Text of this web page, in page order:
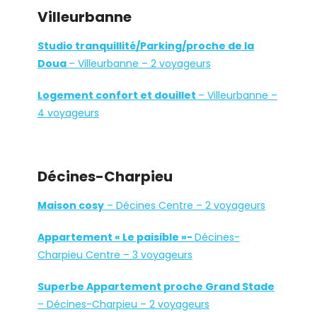
Villeurbanne
Studio tranquillité/Parking/proche de la
Doua – Villeurbanne – 2 voyageurs
Logement confort et douillet – Villeurbanne –
4 voyageurs
Décines-Charpieu
Maison cosy– Décines Centre – 2 voyageurs
Appartement « Le paisible »- Décines-
Charpieu Centre – 3 voyageurs
Superbe Appartement proche Grand Stade
– Décines-Charpieu – 2 voyageurs